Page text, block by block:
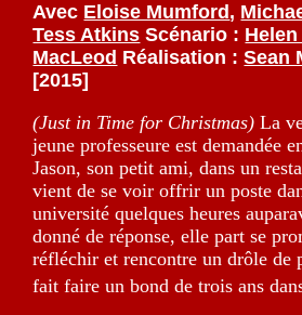
Avec Eloise Mumford ,
Tess Atkins Scénario :
MacLeod Réalisation :Sean
[2015]
(Just in Time for Christmas) La
jeune professeure est demandée
Jason, son petit ami, dans un
vient de se voir offrir un poste
université quelques heures
donné de réponse, elle part se
réfléchir et rencontre un drôle de
fait faire un bond de trois ans